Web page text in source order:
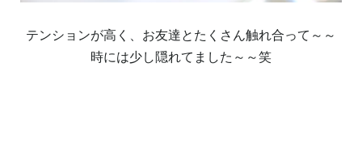
テンションが高く、お友達とたくさん触れ合って～～
時には少し隠れてました～～笑